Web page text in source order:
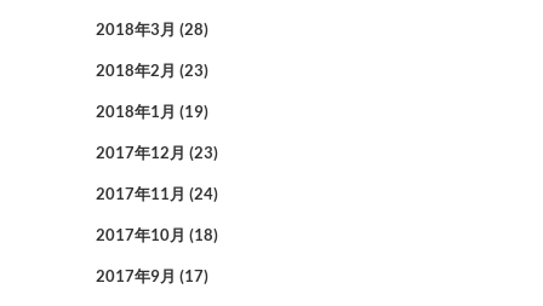
2018年3月 (28)
2018年2月 (23)
2018年1月 (19)
2017年12月 (23)
2017年11月 (24)
2017年10月 (18)
2017年9月 (17)